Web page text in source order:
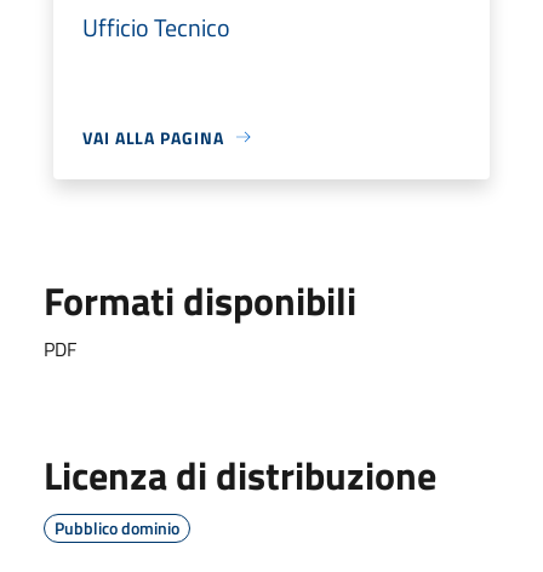
Ufficio Tecnico
VAI ALLA PAGINA
Formati disponibili
PDF
Licenza di distribuzione
Pubblico dominio